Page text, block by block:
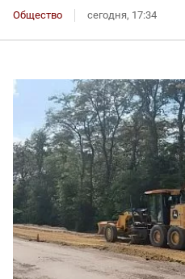
Общество сегодня, 17:34